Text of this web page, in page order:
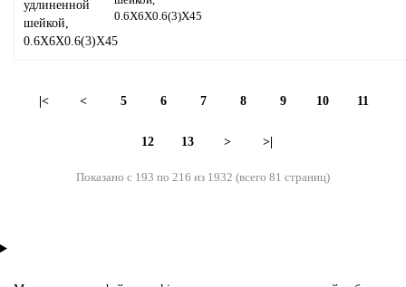
0.6X6X0.6(3)X45
|< < 5 6 7 8 9 10 11
12 13 > >|
Показано с 193 по 216 из 1932 (всего 81 страниц)